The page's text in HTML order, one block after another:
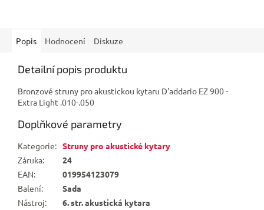
Popis Hodnocení Diskuze
Detailní popis produktu
Bronzové struny pro akustickou kytaru D'addario EZ 900 -
Extra Light .010-.050
Doplňkové parametry
Kategorie: Struny pro akustické kytary
Záruka:
24
EAN:
019954123079
Balení:
Sada
Nástroj:
6. str. akustická kytara